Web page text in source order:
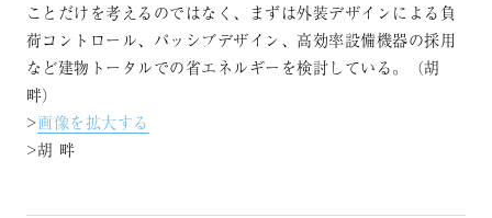
ことだけを考えるのではなく、まずは外装デザインによる負
荷コントロール、パッシブデザイン、高効率設備機器の採用
など建物トータルでの省エネルギーを検討している。（胡
畔）
>画像を拡大する
>胡 畔